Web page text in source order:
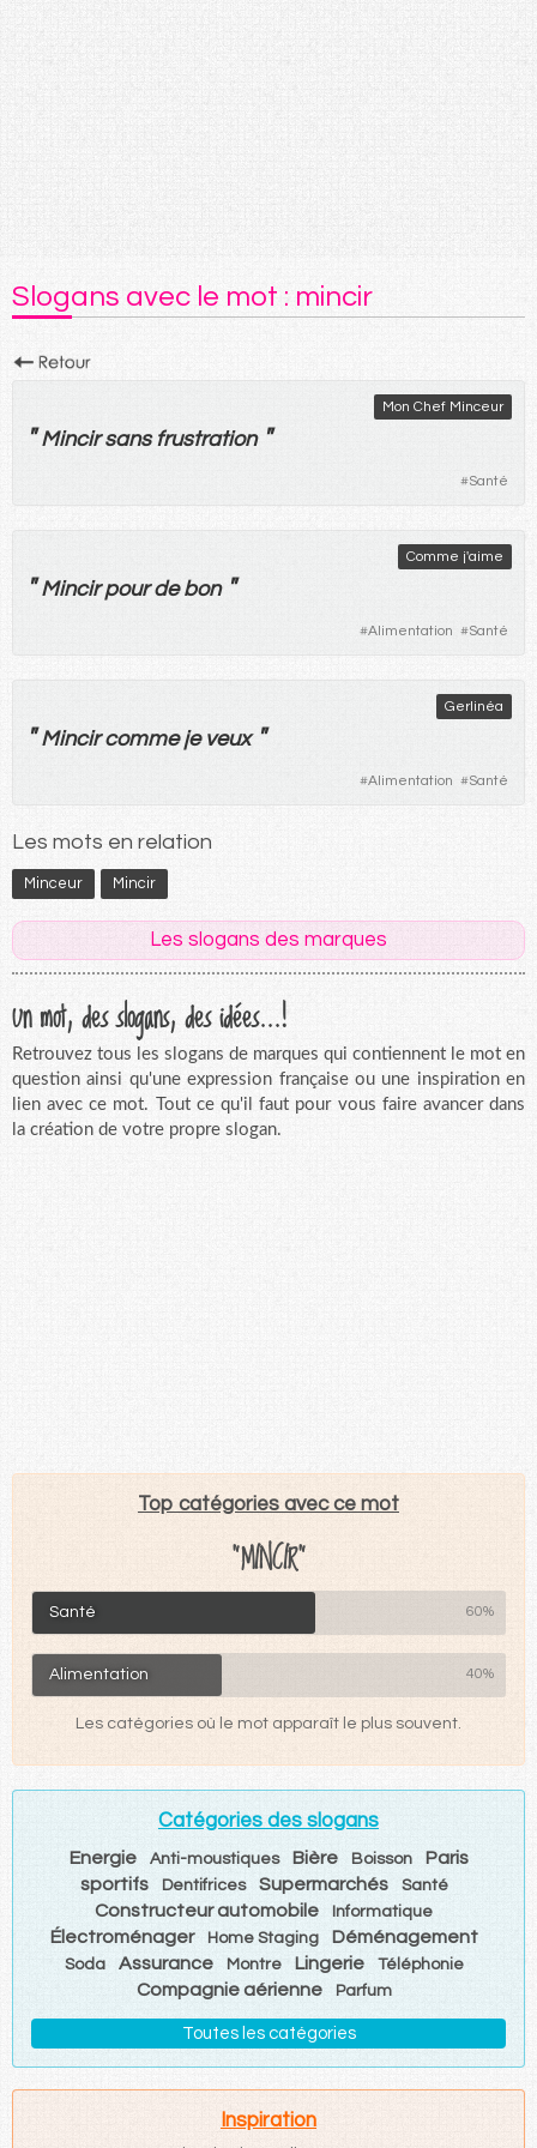
Slogans avec le mot : mincir
Mon Chef Minceur
" Mincir sans frustration "
#Santé
Comme j'aime
" Mincir pour de bon "
#Alimentation #Santé
Gerlinéa
" Mincir comme je veux "
#Alimentation #Santé
Les mots en relation
Minceur Mincir
Les slogans des marques
Un mot, des slogans, des idées...!
Retrouvez tous les slogans de marques qui contiennent le mot en
question ainsi qu'une expression française ou une inspiration en
lien avec ce mot. Tout ce qu'il faut pour vous faire avancer dans
la création de votre propre slogan.
Top catégories avec ce mot
"MINCIR"
Santé 60%
Alimentation 40%
Les catégories où le mot apparaît le plus souvent.
Catégories des slogans
Energie Anti-moustiques Bière Boisson
Paris
sportifs
Dentifrices Supermarchés Santé
Constructeur automobile Informatique
Électroménager Home Staging Déménagement
Soda Assurance Montre Lingerie Téléphonie
Compagnie aérienne Parfum
Toutes les catégories
Inspiration